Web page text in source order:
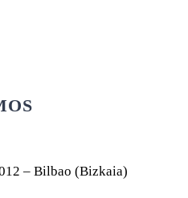
– Bilbao (Bizkaia)